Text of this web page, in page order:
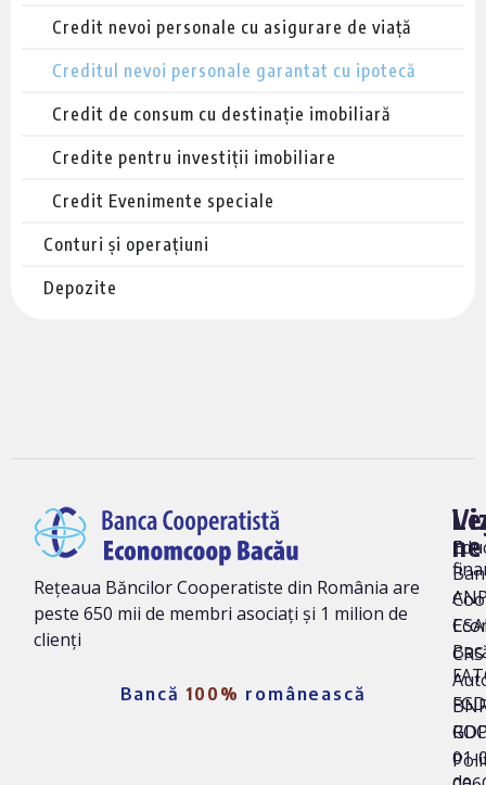
Credit nevoi personale cu asigurare de viață
Creditul nevoi personale garantat cu ipotecă
Credit de consum cu destinație imobiliară
Credite pentru investiții imobiliare
Credit Evenimente speciale
Conturi și operațiuni
Depozite
Rețeaua Băncilor Cooperatiste din România are
peste 650 mii de membri asociați și 1 milion de
clienți
Bancă 100% românească
ne
01-